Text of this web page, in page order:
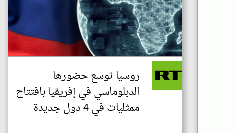
روسيا توسع حضورها
الدبلوماسي في إفريقيا بافتتاح
ممثليات في 4 دول جديدة